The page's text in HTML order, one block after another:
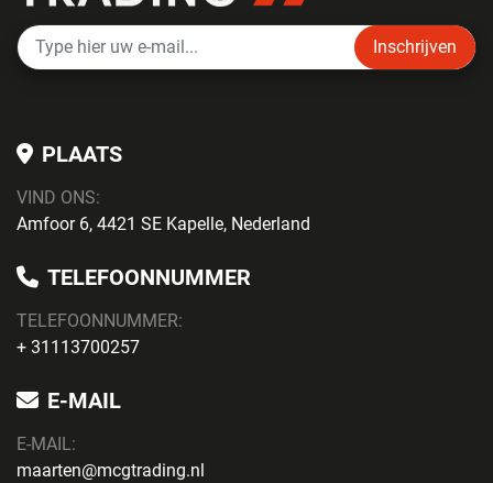
Inschrijven
PLAATS
VIND ONS:
Amfoor 6, 4421 SE Kapelle, Nederland
TELEFOONNUMMER
TELEFOONNUMMER:
+ 31113700257
E-MAIL
E-MAIL:
maarten@mcgtrading.nl